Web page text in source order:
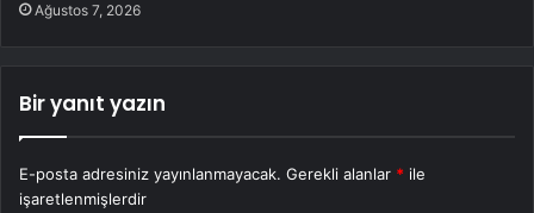
Ağustos 7, 2026
Bir yanıt yazın
E-posta adresiniz yayınlanmayacak. Gerekli alanlar * ile
işaretlenmişlerdir